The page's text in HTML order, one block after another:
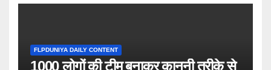
FLPDUNIYA DAILY CONTENT
1000 लोगों की टीम बनाकर कानूनी तरीके से